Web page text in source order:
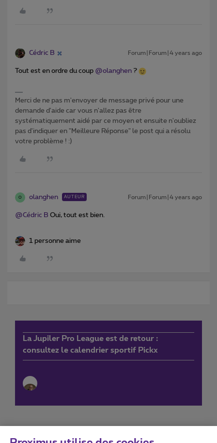
Cédric B Forum|Forum|4 years ago
Tout est en ordre du coup @olanghen ?
Merci de ne pas m'envoyer de message privé pour une
demande d'aide car vous n'allez pas être
systématiquement aidé par ce moyen et ensuite n'oubliez
pas d'indiquer en "Meilleure Réponse" le post qui a résolu
votre problème ! :)
O olanghen AUTEUR Forum|Forum|4 years ago
@Cédric B Oui, tout est bien.
1 personne aime
La Jupiler Pro League est de retour :
consultez le calendrier sportif Pickx